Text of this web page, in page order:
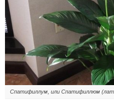
Спатифиллум, или Спатифиллюм (лат.